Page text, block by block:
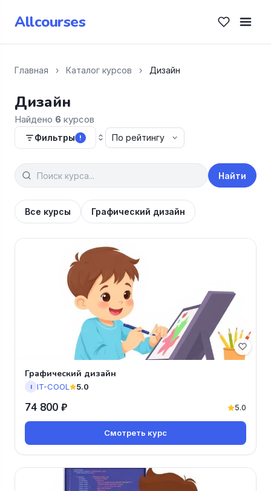
Allcourses
Главная › Каталог курсов › Дизайн
Дизайн
Найдено 6 курсов
Фильтры !
Найти
Все курсы Графический дизайн
Графический дизайн
I IT-COOL 5.0
74 800 ₽ 5.0
Смотреть курс